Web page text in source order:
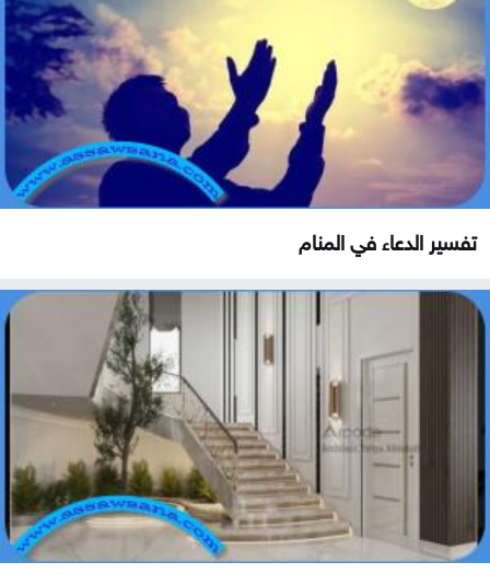
تفسير الدعاء في المنام